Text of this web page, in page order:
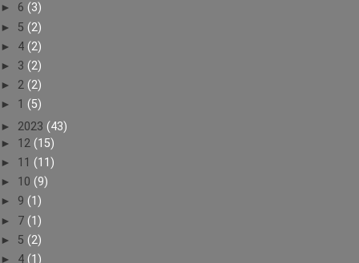
► 6 (3)
► 5 (2)
► 4 (2)
► 3 (2)
► 2 (2)
► 1 (5)
► 2023 (43)
► 12 (15)
► 11 (11)
► 10 (9)
► 9 (1)
► 7 (1)
► 5 (2)
► 4 (1)